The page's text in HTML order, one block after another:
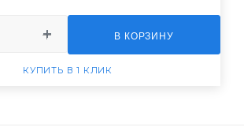
В КОРЗИНУ
КУПИТЬ В 1 КЛИК